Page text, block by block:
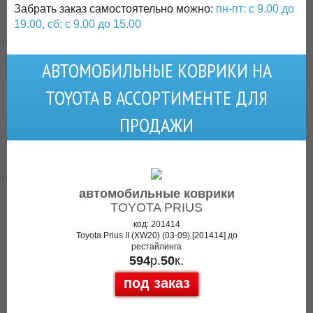
Забрать заказ самостоятельно можно: пн-пт: с 9.00 до
19.00, сб: с 9.00 до 15.00
АВТОМОБИЛЬНЫЕ КОВРИКИ НА
TOYOTA В АССОРТИМЕНТЕ ДЛЯ
ПРОДАЖИ
автомобильные коврики
TOYOTA PRIUS
код: 201414
Toyota Prius II (XW20) (03-09) [201414] до
рестайлинга
594р.50к.
под заказ